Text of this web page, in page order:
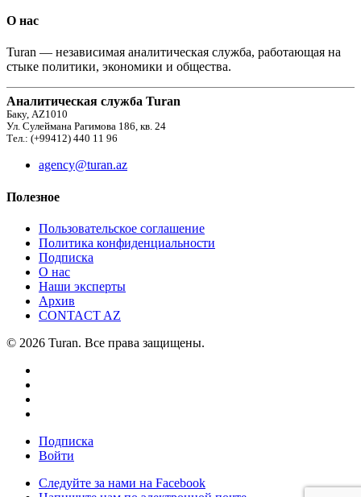
О нас
Turan — независимая аналитическая служба, работающая на
стыке политики, экономики и общества.
Аналитическая служба Turan
Баку, AZ1010
Ул. Сулеймана Рагимова 186, кв. 24
Тел.: (+99412) 440 11 96
agency@turan.az
Полезное
Пользовательское соглашение
Политика конфиденциальности
Подписка
О нас
Наши эксперты
Архив
CONTACT AZ
© 2026 Turan. Все права защищены.
Подписка
Войти
Следуйте за нами на Facebook